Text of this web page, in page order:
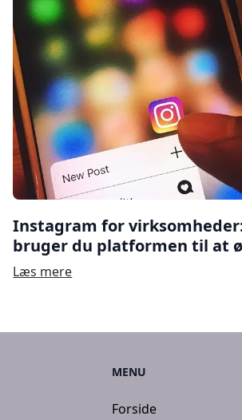
Instagram for
bruger du platformen til at
Læs mere
MENU
Forside